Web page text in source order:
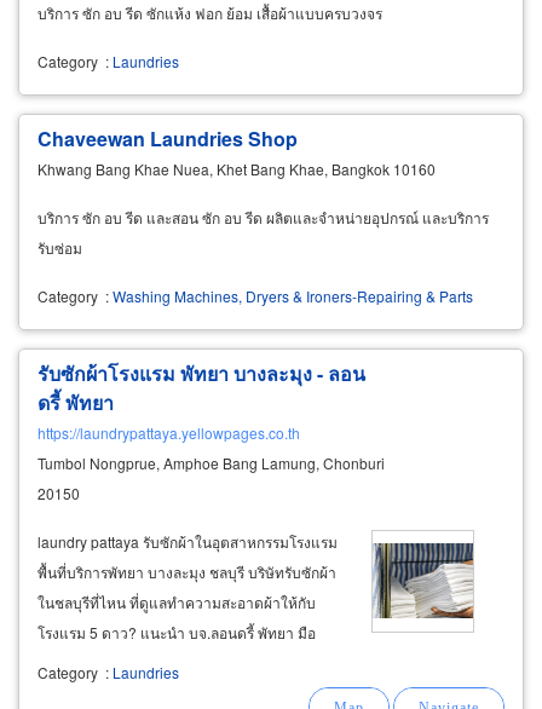
บริการ ซัก อบ รีด ซักแห้ง ฟอก ย้อม เสื้อผ้าแบบครบวงจร
Category : Laundries
Chaveewan Laundries Shop
Khwang Bang Khae Nuea, Khet Bang Khae, Bangkok 10160
บริการ ซัก อบ รีด และสอน ซัก อบ รีด ผลิตและจำหน่ายอุปกรณ์ และบริการ
รับซ่อม
Category :Washing Machines, Dryers & Ironers-Repairing & Parts
รับซักผ้าโรงแรม พัทยา บางละมุง - ลอน
ดรี้ พัทยา
https://laundrypattaya.yellowpages.co.th
Tumbol Nongprue, Amphoe Bang Lamung, Chonburi
20150
laundry pattaya รับซักผ้าในอุตสาหกรรมโรงแรม
พื้นที่บริการพัทยา บางละมุง ชลบุรี บริษัทรับซักผ้า
ในชลบุรีที่ไหน ที่ดูแลทำความสะอาดผ้าให้กับ
โรงแรม 5 ดาว? แนะนำ บจ.ลอนดรี้ พัทยา มือ
ต่างๆ รีสอร์ท พูลวิลล่า ห้องเช่ารายวัน เกสท์เฮ้าส์
Category : Laundries